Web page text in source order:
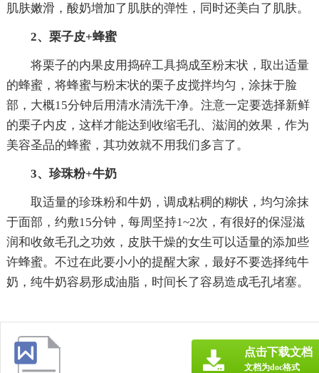
肌肤嫩滑，酸奶增加了肌肤的弹性，同时还美白了肌肤。
2、栗子皮+蜂蜜
将栗子的内果皮用捣碎工具捣成至粉末状，取出适量
的蜂蜜，将蜂蜜与粉末状的栗子皮搅拌均匀，涂抹于脸
部，大概15分钟后用清水清洗干净。注意一定要选择新鲜
的栗子内皮，这样才能达到收缩毛孔、滋润的效果，作为
美容圣品的蜂蜜，其功效就不用我们多言了。
3、珍珠粉+牛奶
取适量的珍珠粉和牛奶，调成粘稠的糊状，均匀涂抹
于面部，约敷15分钟，每周坚持1~2次，有很好的保湿滋
润和收敛毛孔之功效，皮肤干燥的女生可以适量的添加些
许蜂蜜。不过在此要小小的提醒大家，最好不要选择纯牛
奶，纯牛奶容易形成油脂，时间长了容易造成毛孔堵塞。
点击下载文档
文档为doc格式